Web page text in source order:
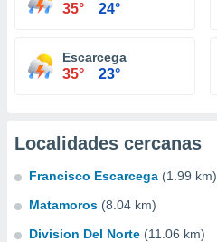
35° 24°
Escarcega
35° 23°
Localidades cercanas
Francisco Escarcega (1.99 km)
Matamoros (8.04 km)
Division Del Norte (11.06 km)